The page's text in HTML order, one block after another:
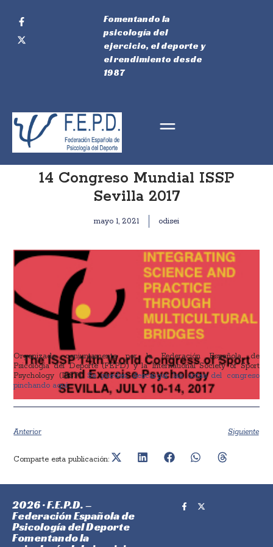
Fomentando la
psicología del
ejercicio, el deporte y
el rendimiento desde
1987
14 Congreso Mundial ISSP
Sevilla 2017
mayo 1, 2021 odisei
Organizado conjuntamente por la Federación Española de
Psicología del Deporte (FEPD) y la International Society of Sport
Psychology (ISSP). Se pueden descargar las actas del congreso
pinchando aquí.
Anterior Siguiente
Comparte esta publicación:
2026 · F.E.P.D. –
Federación Española de
Psicología del Deporte
Fomentando la